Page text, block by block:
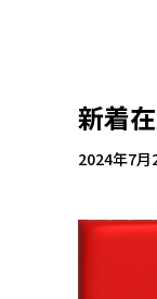
新着
2024年7月